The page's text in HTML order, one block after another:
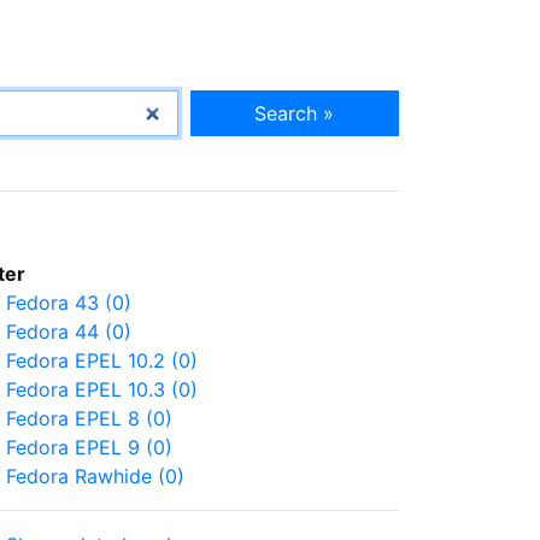
Search »
Fedora 43 (0)
Fedora 44 (0)
Fedora EPEL 10.2 (0)
Fedora EPEL 10.3 (0)
Fedora EPEL 8 (0)
Fedora EPEL 9 (0)
Fedora Rawhide (0)